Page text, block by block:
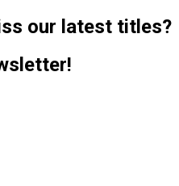
our latest titles?